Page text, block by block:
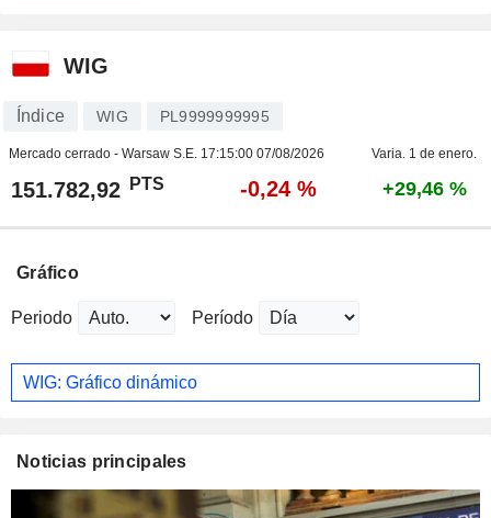
WIG
Índice WIG PL9999999995
Mercado cerrado - Warsaw S.E. 17:15:00 07/08/2026 Varia. 1 de enero.
151.782,92 PTS -0,24 % +29,46 %
Gráfico
Periodo Período
WIG: Gráfico dinámico
Noticias principales